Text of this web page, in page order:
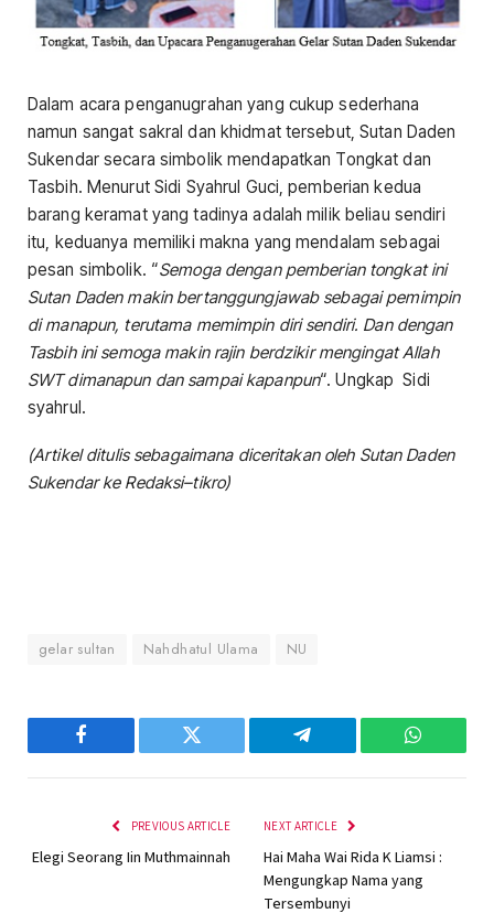
Dalam acara penganugrahan yang cukup sederhana
namun sangat sakral dan khidmat tersebut, Sutan Daden
Sukendar secara simbolik mendapatkan Tongkat dan
Tasbih. Menurut Sidi Syahrul Guci, pemberian kedua
barang keramat yang tadinya adalah milik beliau sendiri
itu, keduanya memiliki makna yang mendalam sebagai
pesan simbolik. “Semoga dengan pemberian tongkat ini
Sutan Daden makin bertanggungjawab sebagai pemimpin
di manapun, terutama memimpin diri sendiri. Dan dengan
Tasbih ini semoga makin rajin berdzikir mengingat Allah
SWT dimanapun dan sampai kapanpun“. Ungkap Sidi
syahrul.
(Artikel ditulis sebagaimana diceritakan oleh Sutan Daden
Sukendar ke Redaksi–tikro)
gelar sultan Nahdhatul Ulama NU
Facebook Twitter Telegram
PREVIOUS ARTICLE
Elegi Seorang Iin Muthmainnah
NEXT ARTICLE
Hai Maha Wai Rida K Liamsi :
Mengungkap Nama yang
Tersembunyi